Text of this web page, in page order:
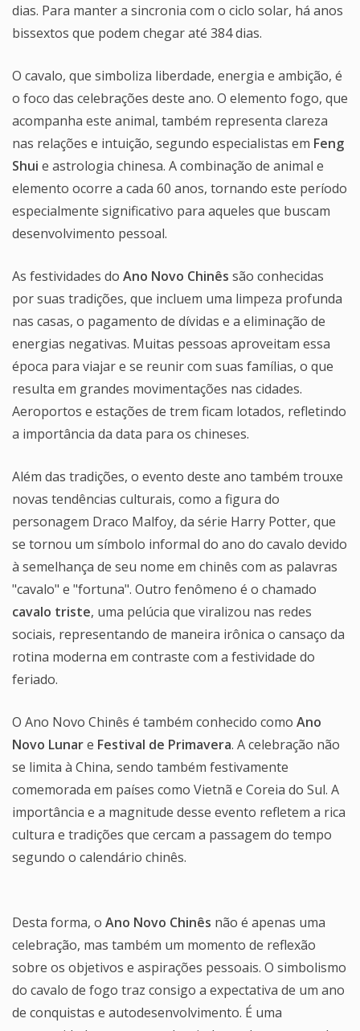
dias. Para manter a sincronia com o ciclo solar, há anos
bissextos que podem chegar até 384 dias.
O cavalo, que simboliza liberdade, energia e ambição, é
o foco das celebrações deste ano. O elemento fogo, que
acompanha este animal, também representa clareza
nas relações e intuição, segundo especialistas em Feng
Shui e astrologia chinesa. A combinação de animal e
elemento ocorre a cada 60 anos, tornando este período
especialmente significativo para aqueles que buscam
desenvolvimento pessoal.
As festividades do Ano Novo Chinês são conhecidas
por suas tradições, que incluem uma limpeza profunda
nas casas, o pagamento de dívidas e a eliminação de
energias negativas. Muitas pessoas aproveitam essa
época para viajar e se reunir com suas famílias, o que
resulta em grandes movimentações nas cidades.
Aeroportos e estações de trem ficam lotados, refletindo
a importância da data para os chineses.
Além das tradições, o evento deste ano também trouxe
novas tendências culturais, como a figura do
personagem Draco Malfoy, da série Harry Potter, que
se tornou um símbolo informal do ano do cavalo devido
à semelhança de seu nome em chinês com as palavras
"cavalo" e "fortuna". Outro fenômeno é o chamado
cavalo triste, uma pelúcia que viralizou nas redes
sociais, representando de maneira irônica o cansaço da
rotina moderna em contraste com a festividade do
feriado.
O Ano Novo Chinês é também conhecido como Ano
Novo Lunare Festival de Primavera. A celebração não
se limita à China, sendo também festivamente
comemorada em países como Vietnã e Coreia do Sul. A
importância e a magnitude desse evento refletem a rica
cultura e tradições que cercam a passagem do tempo
segundo o calendário chinês.
Desta forma, o Ano Novo Chinês não é apenas uma
celebração, mas também um momento de reflexão
sobre os objetivos e aspirações pessoais. O simbolismo
do cavalo de fogo traz consigo a expectativa de um ano
de conquistas e autodesenvolvimento. É uma